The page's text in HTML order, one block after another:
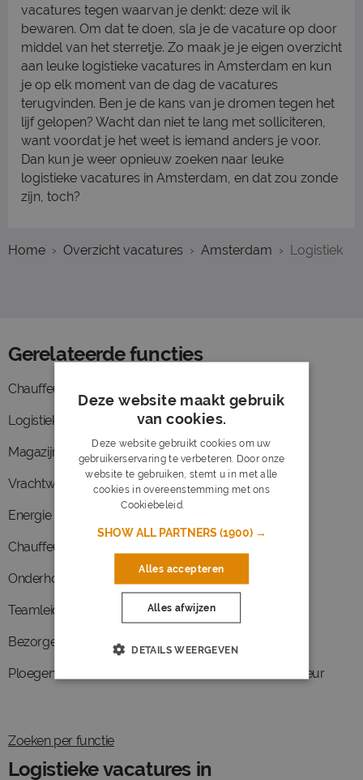
vacatures tegen waarvan je denkt: deze wil ik
bewaren. Om dat te doen, sla je de vacature op door
middel van het sterretje. Zo maak je je eigen overzicht
aan leuke logistieke vacatures in Amsterdam en kun
je op elk moment van de dag de vacatures
terugvinden. Ben je de kans van je dromen tegen het
lijf gelopen? Wacht dan niet te lang met solliciteren,
want voordat je het weet is iemand anders je voor.
Dan kun je weer opnieuw zoeken naar leuke
logistieke vacatures in Amsterdam, en dat zou zonde
zijn, toch?
Home Overzicht vacatures Amsterdam Logistiek
Gerelateerde functies
Chauffeur
Logistiek medewerker
Magazijnmedewerker
Vrachtwagenchauffeur
Energie
Chauffeur ce
Onderhoud
Teamleider
Bezorger
Ploegendienst
Koerier
Operator
Heftruckchauffeur
Brandweer
Buschauffeur
Internationaal chauffeur
Zoeken per functie
Logistieke vacatures in
Deze website maakt gebruik
van cookies.
Deze website gebruikt cookies om uw
gebruikerservaring te verbeteren. Door onze
website te gebruiken, stemt u in met alle
cookies in overeenstemming met ons
Cookiebeleid.
SHOW ALL PARTNERS(1900) →
Alles accepteren
Alles afwijzen
DETAILS WEERGEVEN